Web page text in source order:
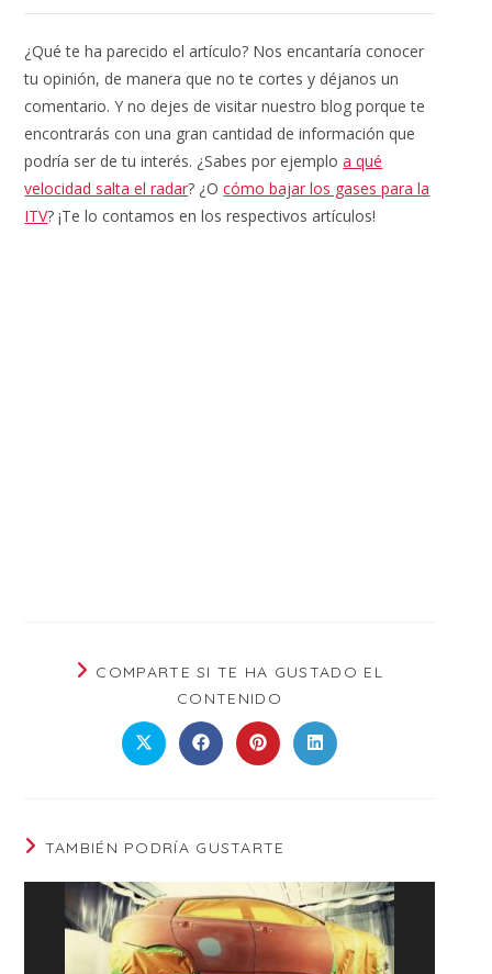
¿Qué te ha parecido el artículo? Nos encantaría conocer
tu opinión, de manera que no te cortes y déjanos un
comentario. Y no dejes de visitar nuestro blog porque te
encontrarás con una gran cantidad de información que
podría ser de tu interés. ¿Sabes por ejemploa qué
velocidad salta el radar? ¿Ocómo bajar los gases para la
ITV? ¡Te lo contamos en los respectivos artículos!
COMPARTE SI TE HA GUSTADO EL
CONTENIDO
TAMBIÉN PODRÍA GUSTARTE